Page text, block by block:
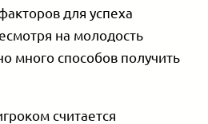
для успеха
на молодость
много способов получить
считается